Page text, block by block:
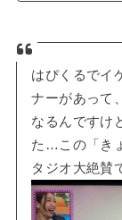
はぴくるでイ
ナーがあって
なるんですけ
た…この「き
タジオ大絶賛